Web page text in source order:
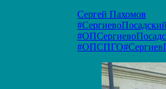
Сергей Пахомов
#ОПСПГО